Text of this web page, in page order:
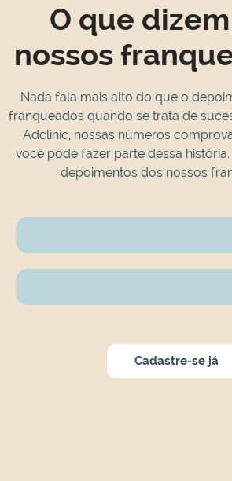
O que
nossos
Nada fala mais alto do que o
franqueados quando se trata de
Adclinic, nossas números
você pode fazer parte dessa
depoimentos dos nossos
Cadastre-se já